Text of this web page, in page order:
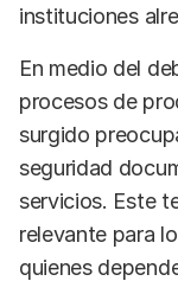
instituciones
En medio del
procesos de
surgido
seguridad
servicios. Este
relevante para
quienes